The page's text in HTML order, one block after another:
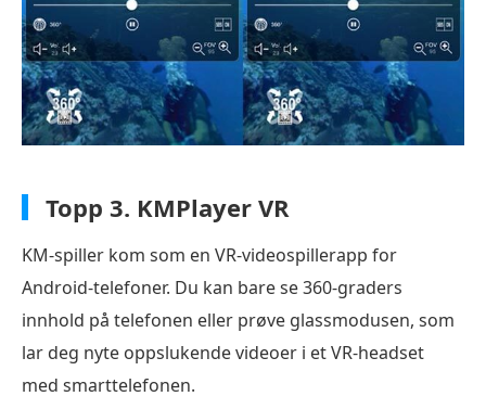
Topp 3. KMPlayer VR
KM-spiller kom som en VR-videospillerapp for
Android-telefoner. Du kan bare se 360-graders
innhold på telefonen eller prøve glassmodusen, som
lar deg nyte oppslukende videoer i et VR-headset
med smarttelefonen.